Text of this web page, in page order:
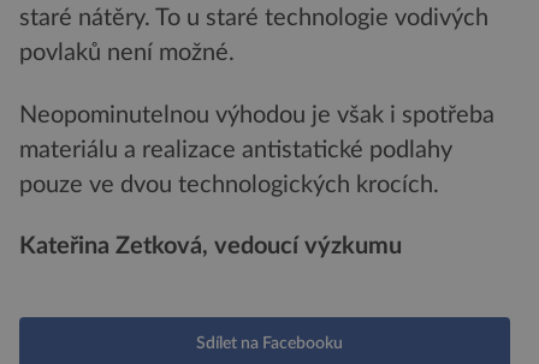
staré nátěry. To u staré technologie vodivých
povlaků není možné.
Neopominutelnou výhodou je však i spotřeba
materiálu a realizace antistatické podlahy
pouze ve dvou technologických krocích.
Kateřina Zetková, vedoucí výzkumu
Sdílet na Facebooku